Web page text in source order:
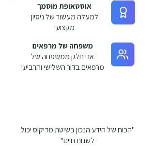
אוסטאופת מוסמך
למעלה מעשור של ניסיון
מקצועי
משפחה של מרפאים
אני חלק ממשפחה של
מרפאים בדור השלישי והרביעי
"הכוח של הידע הנכון בשיטת מדיקוס יכול
לשנות חיים"